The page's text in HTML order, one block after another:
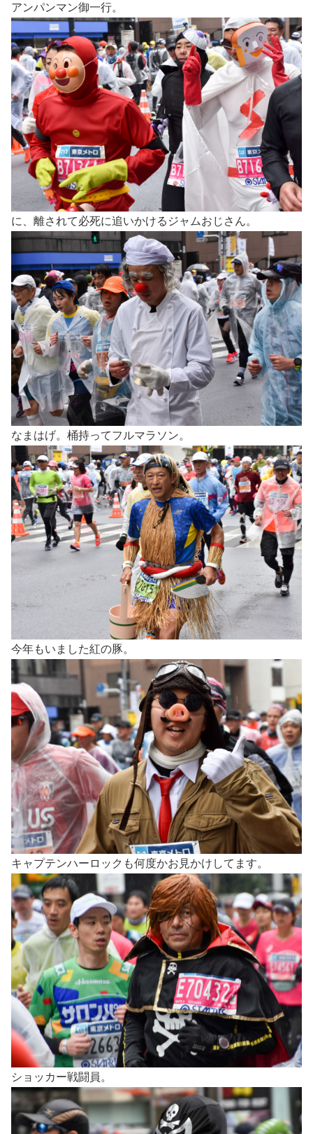
アンパンマン御一行。
に、離されて必死に追いかけるジャムおじさん。
なまはげ。桶持ってフルマラソン。
今年もいました紅の豚。
キャプテンハーロックも何度かお見かけしてます。
ショッカー戦闘員。